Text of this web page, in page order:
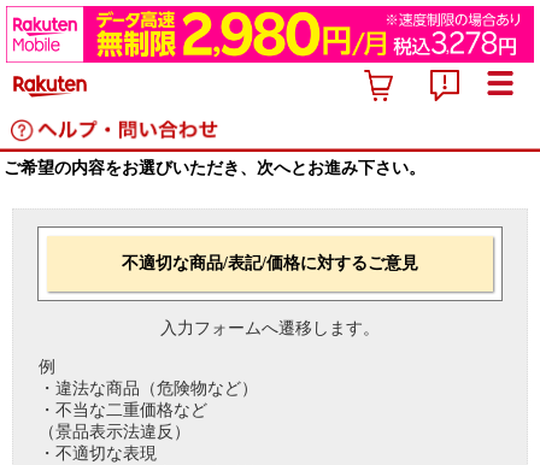
ご希望の内容をお選びいただき、次へとお進み下さい。
不適切な商品/表記/価格に対するご意見
入力フォームへ遷移します。
例
・違法な商品（危険物など）
・不当な二重価格など
（景品表示法違反）
・不適切な表現